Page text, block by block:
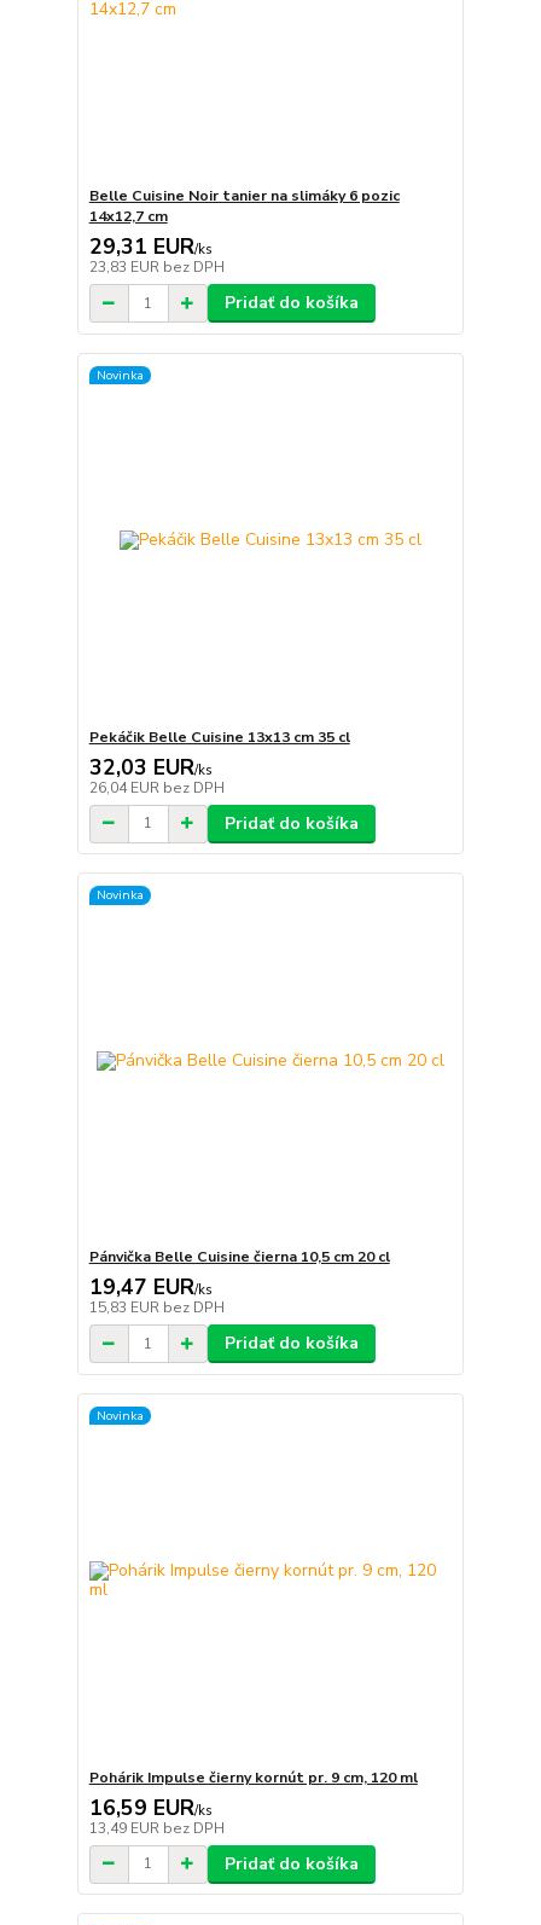
Belle Cuisine Noir tanier na slimáky 6 pozic
14x12,7 cm
29,31 EUR/ks
23,83 EUR bez DPH
Pridať do košíka
Novinka
Pekáčik Belle Cuisine 13x13 cm 35 cl
32,03 EUR/ks
26,04 EUR bez DPH
Pridať do košíka
Novinka
Pánvička Belle Cuisine čierna 10,5 cm 20 cl
19,47 EUR/ks
15,83 EUR bez DPH
Pridať do košíka
Novinka
Pohárik Impulse čierny kornút pr. 9 cm, 120 ml
16,59 EUR/ks
13,49 EUR bez DPH
Pridať do košíka